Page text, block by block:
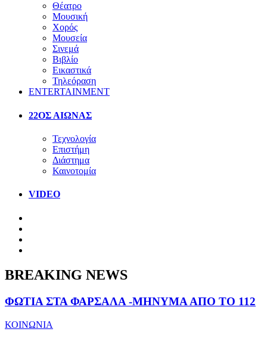
Θέατρο
Μουσική
Χορός
Μουσεία
Σινεμά
Βιβλίο
Εικαστικά
Τηλεόραση
ENTERTAINMENT
22ΟΣ ΑΙΩΝΑΣ
Τεχνολογία
Επιστήμη
Διάστημα
Καινοτομία
VIDEO
BREAKING NEWS
ΦΩΤΙΑ ΣΤΑ ΦΑΡΣΑΛΑ -ΜΗΝΥΜΑ ΑΠΟ ΤΟ 112
ΚΟΙΝΩΝΙΑ